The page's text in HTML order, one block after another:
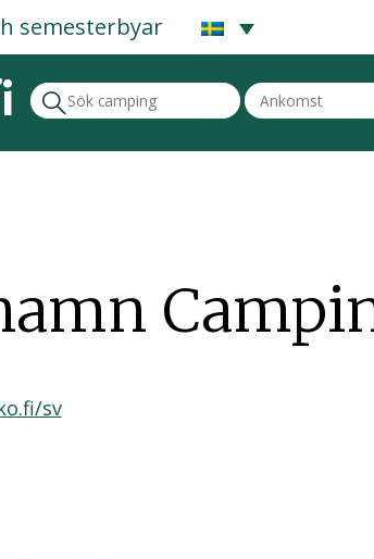
semesterbyar
sv